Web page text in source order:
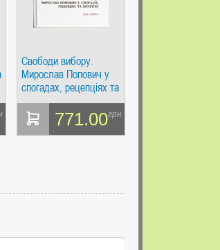
Свободи вибору.
Мирослав Попович у
спогадах, рецепціях та
інтерв’ю. Дух і Літера
771.00грн